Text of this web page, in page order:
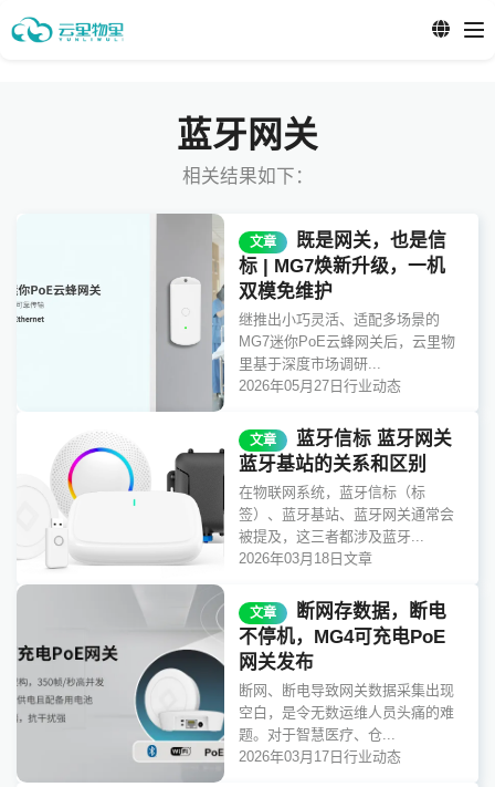
蓝牙网关
相关结果如下：
文章
既是网关，也是信
标 | MG7焕新升级，一机
双模免维护
继推出小巧灵活、适配多场景的
MG7迷你PoE云蜂网关后，云里物
里基于深度市场调研...
2026年05月27日行业动态
文章
蓝牙信标 蓝牙网关
蓝牙基站的关系和区别
在物联网系统，蓝牙信标（标
签）、蓝牙基站、蓝牙网关通常会
被提及，这三者都涉及蓝牙...
2026年03月18日文章
文章
断网存数据，断电
不停机，MG4可充电PoE
网关发布
断网、断电导致网关数据采集出现
空白，是令无数运维人员头痛的难
题。对于智慧医疗、仓...
2026年03月17日行业动态